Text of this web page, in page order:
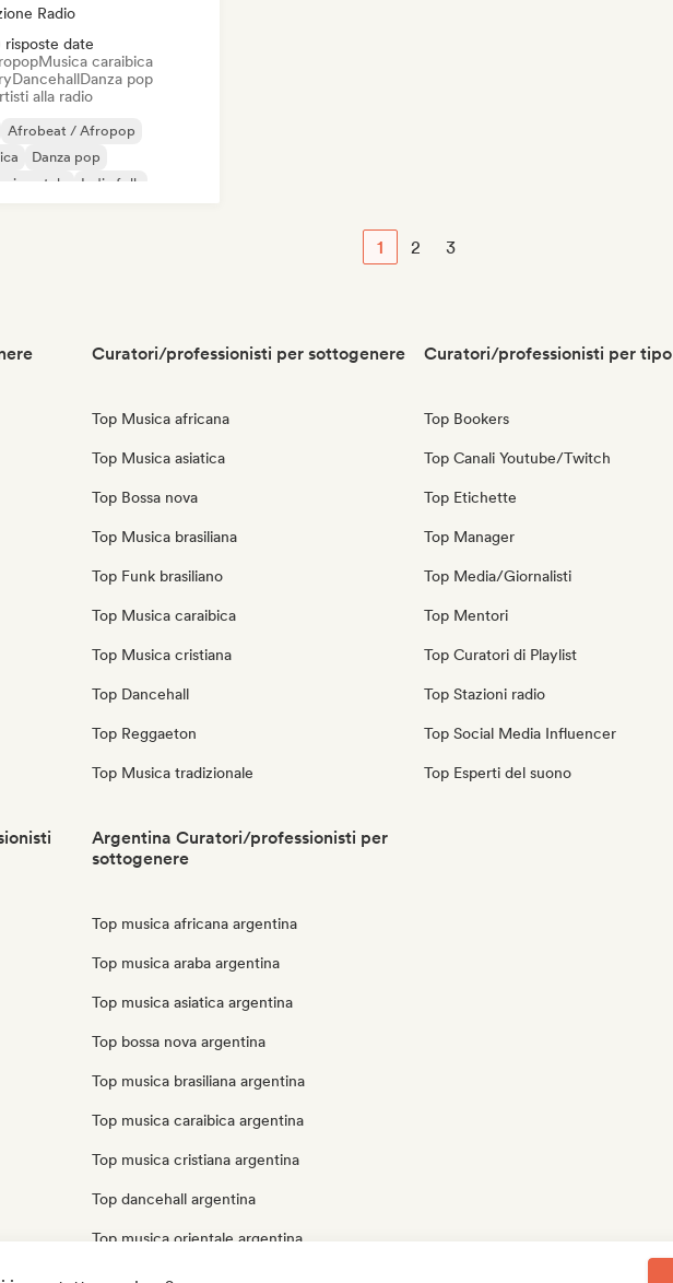
Radio
date
Musica caraibica
DancehallDanza pop
alla radio
Afrobeat / Afropop
Danza pop
Indie folk
1 2 3
Curatori/professionisti per sottogenere
Top Musica africana
Top Musica asiatica
Top Bossa nova
Top Musica brasiliana
Top Funk brasiliano
Top Musica caraibica
Top Musica cristiana
Top Dancehall
Top Reggaeton
Top Musica tradizionale
Curatori/professionisti per tipo
Top Bookers
Top Canali Youtube/Twitch
Top Etichette
Top Manager
Top Media/Giornalisti
Top Mentori
Top Curatori di Playlist
Top Stazioni radio
Top Social Media Influencer
Top Esperti del suono
Argentina Curatori/professionisti per
sottogenere
Top musica africana argentina
Top musica araba argentina
Top musica asiatica argentina
Top bossa nova argentina
Top musica brasiliana argentina
Top musica caraibica argentina
Top musica cristiana argentina
Top dancehall argentina
Top musica orientale argentina
Top musica tradizionale argentina